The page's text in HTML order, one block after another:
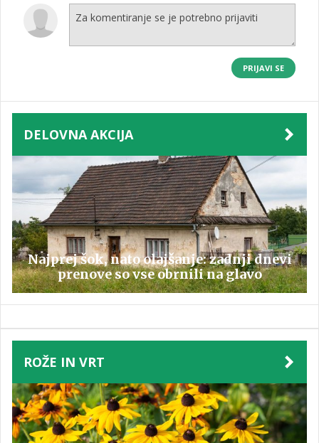
PRIJAVI SE
DELOVNA AKCIJA
Najprej šok, nato olajšanje: zadnji dnevi
prenove so vse obrnili na glavo
ROŽE IN VRT